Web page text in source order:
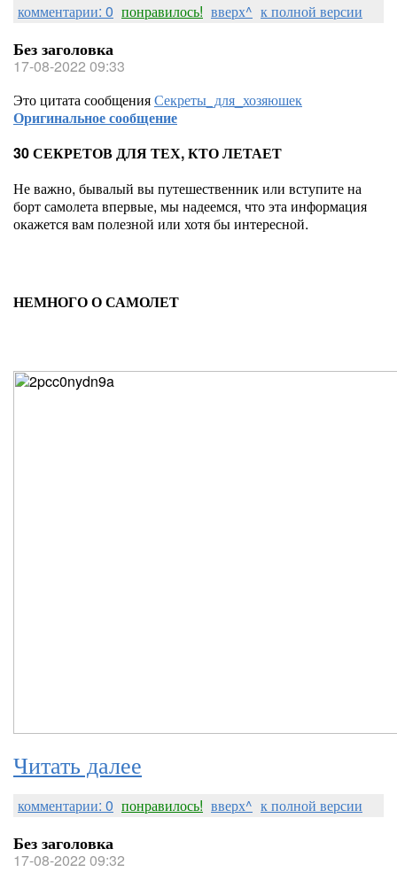
комментарии: 0 понравилось! вверх^ к полной версии
Без заголовка
17-08-2022 09:33
Это цитата сообщенияСекреты_для_хозяюшек
Оригинальное сообщение
30 СЕКРЕТОВ ДЛЯ ТЕХ, КТО ЛЕТАЕТ
Не важно, бывалый вы путешественник или вступите на
борт самолета впервые, мы надеемся, что эта информация
окажется вам полезной или хотя бы интересной.
НЕМНОГО О САМОЛЕТ
Читать далее
комментарии: 0 понравилось! вверх^ к полной версии
Без заголовка
17-08-2022 09:32